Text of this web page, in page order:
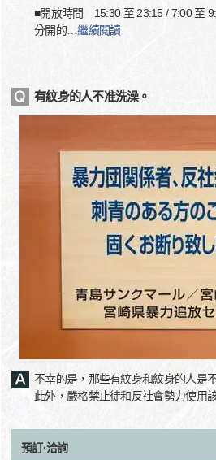
■開放時間 15:30 至 23:15 / 7:00 至
分開的…繼續閱讀
有紋身的人不准洗澡。
不幸的是，那些有紋身和紋身的人是
此外，嚴格禁止徒和反社會勢力使用
預訂·洽詢